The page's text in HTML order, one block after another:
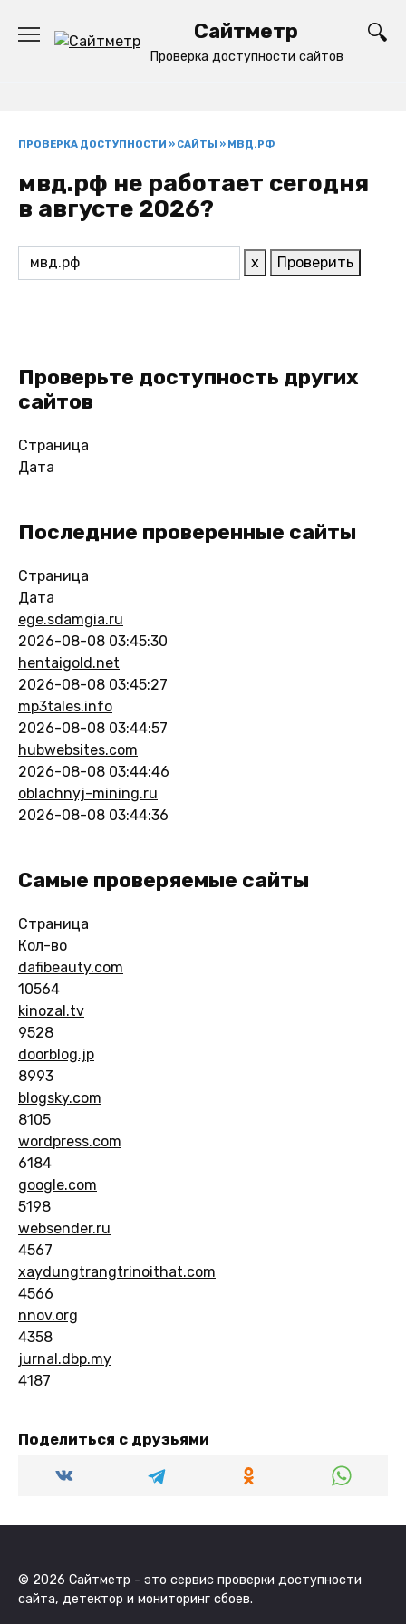
содержанию
Сайтметр
Проверка доступности сайтов
ПРОВЕРКА ДОСТУПНОСТИ » САЙТЫ » МВД.РФ
мвд.рф не работает сегодня
в августе 2026?
x Проверить
Проверьте доступность других
сайтов
Страница
Дата
Последние проверенные сайты
Страница
Дата
ege.sdamgia.ru
2026-08-08 03:45:30
hentaigold.net
2026-08-08 03:45:27
mp3tales.info
2026-08-08 03:44:57
hubwebsites.com
2026-08-08 03:44:46
oblachnyj-mining.ru
2026-08-08 03:44:36
Самые проверяемые сайты
Страница
Кол-во
dafibeauty.com
10564
kinozal.tv
9528
doorblog.jp
8993
blogsky.com
8105
wordpress.com
6184
google.com
5198
websender.ru
4567
xaydungtrangtrinoithat.com
4566
nnov.org
4358
jurnal.dbp.my
4187
Поделиться с друзьями
© 2026 Сайтметр - это сервис проверки доступности
сайта, детектор и мониторинг сбоев.